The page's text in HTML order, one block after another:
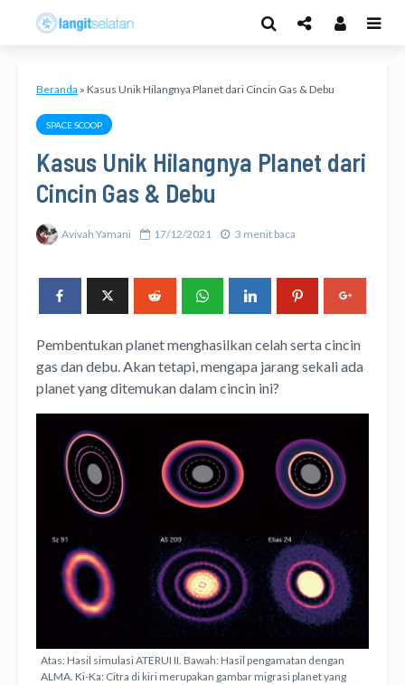
Beranda » Kasus Unik Hilangnya Planet dari Cincin Gas & Debu
SPACE SCOOP
Kasus Unik Hilangnya Planet dari
Cincin Gas & Debu
Avivah Yamani 17/12/2021 3 menit baca
Pembentukan planet menghasilkan celah serta cincin
gas dan debu. Akan tetapi, mengapa jarang sekali ada
planet yang ditemukan dalam cincin ini?
Atas: Hasil simulasi ATERUI II. Bawah: Hasil pengamatan dengan
ALMA. Ki-Ka: Citra di kiri merupakan gambar migrasi planet yang